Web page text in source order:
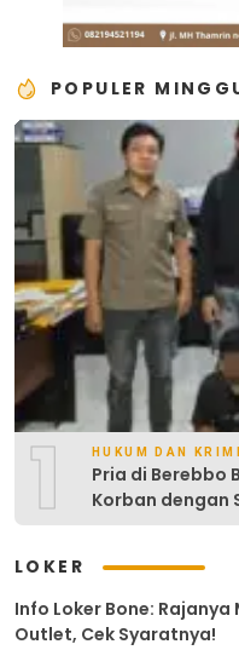
POPULER
1 HUKUM DAN
Pria di Berebbo
Korban dengan
LOKER
Info Loker Bone:
Outlet, Cek Syaratnya!